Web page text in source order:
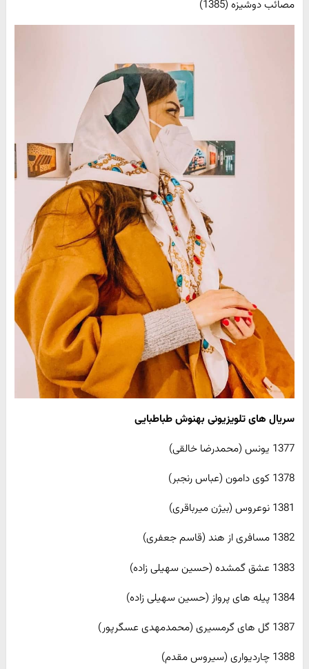
مصائب دوشیزه (1385)
سریال های تلویزیونی بهنوش طباطبایی
1377 یونس (محمدرضا خالقی)
1378 کوی دامون (عباس رنجبر)
1381 نوعروس (بیژن میرباقری)
1382 مسافری از هند (قاسم جعفری)
1383 عشق گمشده (حسین سهیلی زاده)
1384 پیله های پرواز (حسین سهیلی زاده)
1387 گل های گرمسیری (محمدمهدی عسگرپور)
1388 چاردیواری (سیروس مقدم)